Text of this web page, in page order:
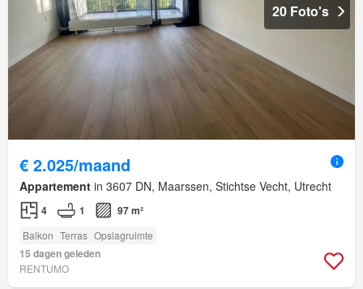
20 Foto's
€ 2.025/maand
Appartement in 3607 DN, Maarssen, Stichtse Vecht, Utrecht
4 1 97 m²
Balkon Terras Opslagruimte
15 dagen geleden
RENTUMO